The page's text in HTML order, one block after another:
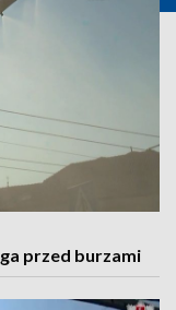
przed burzami